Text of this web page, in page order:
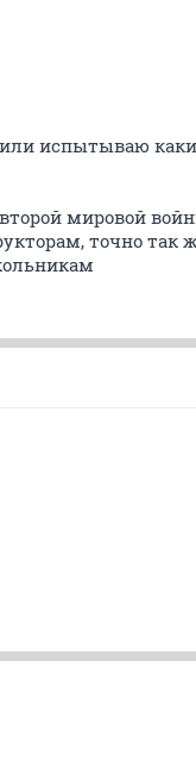
испытываю
мировой
точно так